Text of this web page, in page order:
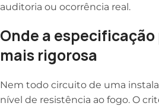
auditoria ou ocorrência real.
Onde a
mais rigorosa
Nem todo circuito de uma
nível de resistência ao fogo. O